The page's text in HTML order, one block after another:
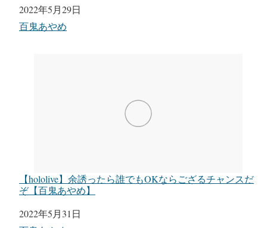
日付
2022年5月29日
関連理由
百鬼あやめ
【hololive】余誘ったら誰でもOKならござるチャンスだ
ぞ【百鬼あやめ】
日付
2022年5月31日